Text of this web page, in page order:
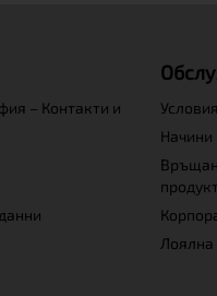
– Контакти и
Лоялна